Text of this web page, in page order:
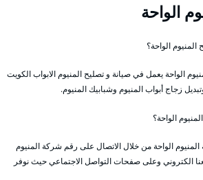
الواحة
الواحة؟
الواحة يعمل في صيانة و تصليح المنيوم الابواب الكويت
زجاج أبواب المنيوم وشبابيك المنيوم.
الواحة؟
الواحة من خلال الاتصال على رقم شركة المنيوم
الكتروني وعلى صفحات التواصل الاجتماعي حيث نوفر